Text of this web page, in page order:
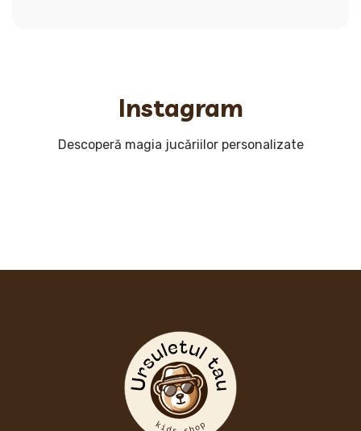
Instagram
Descoperă magia jucăriilor personalizate